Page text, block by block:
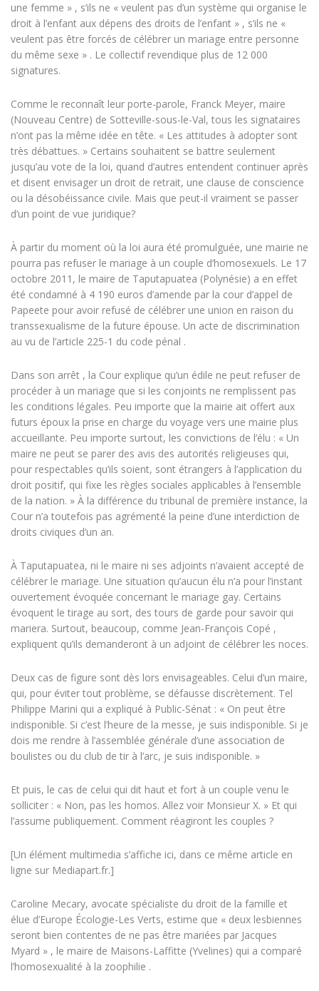
une femme » , s’ils ne « veulent pas d’un système qui organise le
droit à l’enfant aux dépens des droits de l’enfant » , s’ils ne «
veulent pas être forcés de célébrer un mariage entre personne
du même sexe » . Le collectif revendique plus de 12 000
signatures.
Comme le reconnaît leur porte-parole, Franck Meyer, maire
(Nouveau Centre) de Sotteville-sous-le-Val, tous les signataires
n’ont pas la même idée en tête. « Les attitudes à adopter sont
très débattues. » Certains souhaitent se battre seulement
jusqu’au vote de la loi, quand d’autres entendent continuer après
et disent envisager un droit de retrait, une clause de conscience
ou la désobéissance civile. Mais que peut-il vraiment se passer
d’un point de vue juridique?
À partir du moment où la loi aura été promulguée, une mairie ne
pourra pas refuser le mariage à un couple d’homosexuels. Le 17
octobre 2011, le maire de Taputapuatea (Polynésie) a en effet
été condamné à 4 190 euros d’amende par la cour d’appel de
Papeete pour avoir refusé de célébrer une union en raison du
transsexualisme de la future épouse. Un acte de discrimination
au vu de l’article 225-1 du code pénal .
Dans son arrêt , la Cour explique qu’un édile ne peut refuser de
procéder à un mariage que si les conjoints ne remplissent pas
les conditions légales. Peu importe que la mairie ait offert aux
futurs époux la prise en charge du voyage vers une mairie plus
accueillante. Peu importe surtout, les convictions de l’élu : « Un
maire ne peut se parer des avis des autorités religieuses qui,
pour respectables qu’ils soient, sont étrangers à l’application du
droit positif, qui fixe les règles sociales applicables à l’ensemble
de la nation. » À la différence du tribunal de première instance, la
Cour n’a toutefois pas agrémenté la peine d’une interdiction de
droits civiques d’un an.
À Taputapuatea, ni le maire ni ses adjoints n’avaient accepté de
célébrer le mariage. Une situation qu’aucun élu n’a pour l’instant
ouvertement évoquée concernant le mariage gay. Certains
évoquent le tirage au sort, des tours de garde pour savoir qui
mariera. Surtout, beaucoup, comme Jean-François Copé ,
expliquent qu’ils demanderont à un adjoint de célébrer les noces.
Deux cas de figure sont dès lors envisageables. Celui d’un maire,
qui, pour éviter tout problème, se défausse discrètement. Tel
Philippe Marini qui a expliqué à Public-Sénat : « On peut être
indisponible. Si c’est l’heure de la messe, je suis indisponible. Si je
dois me rendre à l’assemblée générale d’une association de
boulistes ou du club de tir à l’arc, je suis indisponible. »
Et puis, le cas de celui qui dit haut et fort à un couple venu le
solliciter : « Non, pas les homos. Allez voir Monsieur X. » Et qui
l’assume publiquement. Comment réagiront les couples ?
[Un élément multimedia s’affiche ici, dans ce même article en
ligne sur Mediapart.fr.]
Caroline Mecary, avocate spécialiste du droit de la famille et
élue d’Europe Écologie-Les Verts, estime que « deux lesbiennes
seront bien contentes de ne pas être mariées par Jacques
Myard » , le maire de Maisons-Laffitte (Yvelines) qui a comparé
l’homosexualité à la zoophilie .